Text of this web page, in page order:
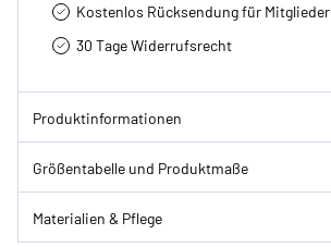
Kostenlos Rücksendung für Mitglieder
30 Tage Widerrufsrecht
Produktinformationen
Größentabelle und Produktmaße
Materialien & Pflege